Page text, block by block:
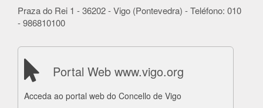
Praza do Rei 1 - 36202 - Vigo (Pontevedra) - Teléfono: 010
- 986810100
Portal Web www.vigo.org
Acceda ao portal web do Concello de Vigo